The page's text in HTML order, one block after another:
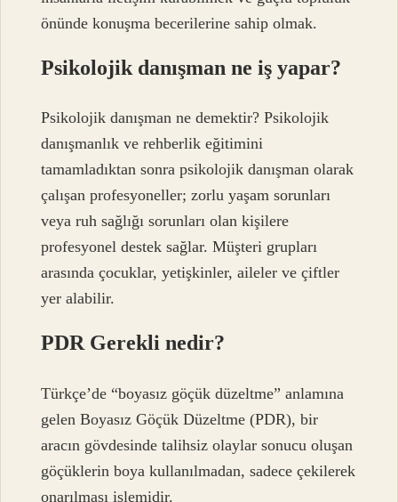
önünde konuşma becerilerine sahip olmak.
Psikolojik danışman ne iş yapar?
Psikolojik danışman ne demektir? Psikolojik
danışmanlık ve rehberlik eğitimini
tamamladıktan sonra psikolojik danışman olarak
çalışan profesyoneller; zorlu yaşam sorunları
veya ruh sağlığı sorunları olan kişilere
profesyonel destek sağlar. Müşteri grupları
arasında çocuklar, yetişkinler, aileler ve çiftler
yer alabilir.
PDR Gerekli nedir?
Türkçe’de “boyasız göçük düzeltme” anlamına
gelen Boyasız Göçük Düzeltme (PDR), bir
aracın gövdesinde talihsiz olaylar sonucu oluşan
göçüklerin boya kullanılmadan, sadece çekilerek
onarılması işlemidir.